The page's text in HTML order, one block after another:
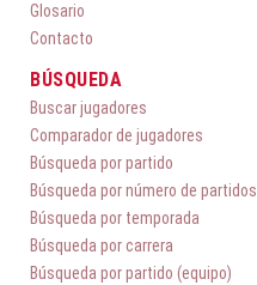
Glosario
Contacto
BÚSQUEDA
Buscar jugadores
Comparador de jugadores
Búsqueda por partido
Búsqueda por número de partidos
Búsqueda por temporada
Búsqueda por carrera
Búsqueda por partido (equipo)